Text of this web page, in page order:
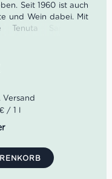
Seit 1960 ist auch
und Wein dabei. Mit
Sant’Anna
seidige Perlage
/ 1 l